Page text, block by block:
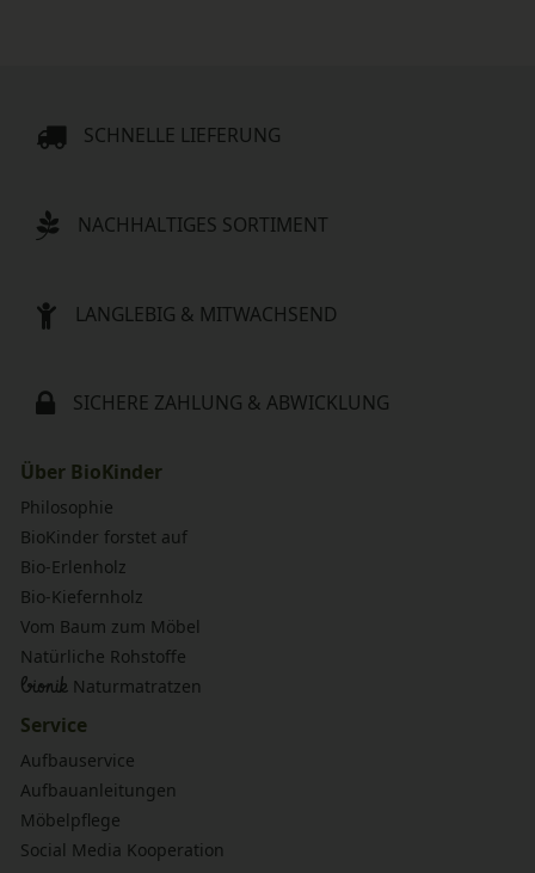
SCHNELLE LIEFERUNG
NACHHALTIGES SORTIMENT
LANGLEBIG & MITWACHSEND
SICHERE ZAHLUNG & ABWICKLUNG
Über BioKinder
Philosophie
BioKinder forstet auf
Bio-Erlenholz
Bio-Kiefernholz
Vom Baum zum Möbel
Natürliche Rohstoffe
bionik Naturmatratzen
Service
Aufbauservice
Aufbauanleitungen
Möbelpflege
Social Media Kooperation